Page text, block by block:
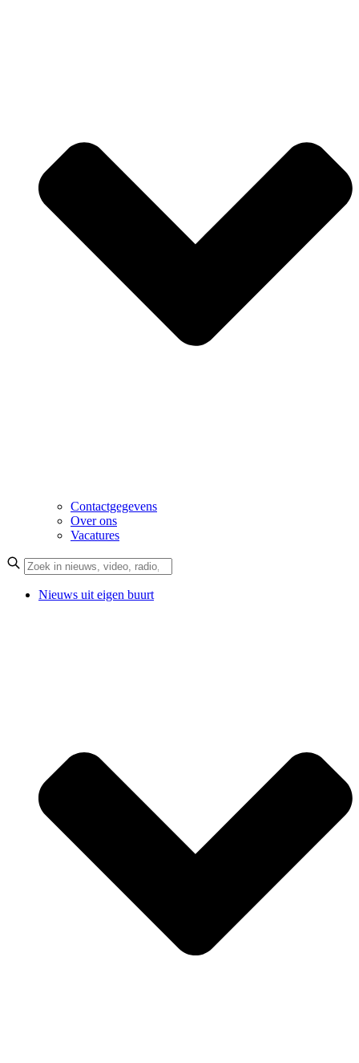
Contactgegevens
Over ons
Vacatures
Nieuws uit eigen buurt